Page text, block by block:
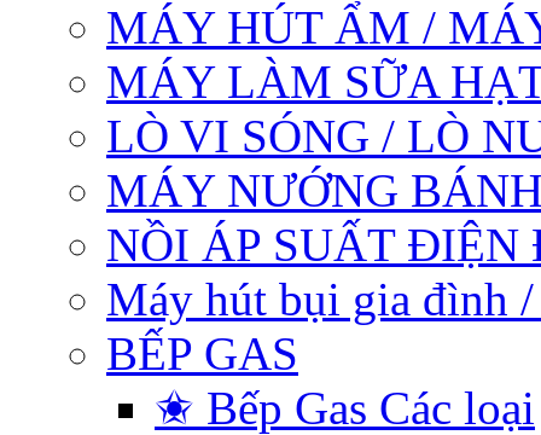
MÁY HÚT ẨM /
MÁY LÀM SỮA
LÒ VI SÓNG / LÒ
MÁY NƯỚNG
NỒI ÁP SUẤT ĐIỆN
Máy hút bụi gia đình
BẾP GAS
✬ Bếp Gas Các loại